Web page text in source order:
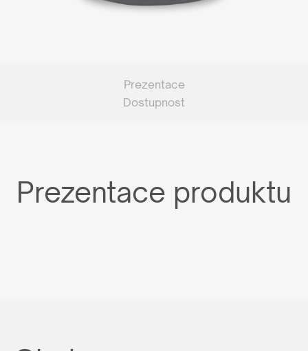
Prezentace
Dostupnost
Prezentace produktu